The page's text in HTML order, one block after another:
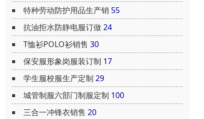
特种劳动防护用品生产销 55
抗油拒水防静电服订做24
T恤衫POLO衫销售 30
保安服形象岗服装订制 17
学生服校服生产定制 29
城管制服六部门制服定制 100
三合一冲锋衣销售 20